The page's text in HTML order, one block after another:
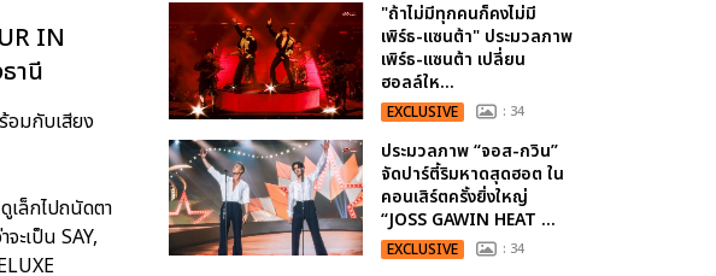
IN
านี
อมกับเสียง
เล็กไปถนัดตา
ะเป็น SAY,
"ถ้าไม่มีทุกคนก็คงไม่มี
เพิร์ธ-แซนต้า" ประมวลภาพ
เพิร์ธ-แซนต้า เปลี่ยน
ฮอลล์ให...
EXCLUSIVE : 34
ประมวลภาพ “จอส-กวิน”
จัดปาร์ตี้ริมหาดสุดฮอต ใน
คอนเสิร์ตครั้งยิ่งใหญ่
“JOSS GAWIN HEAT ...
EXCLUSIVE : 34